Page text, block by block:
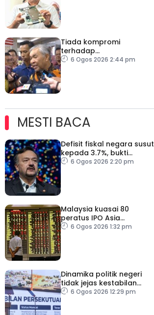
Tiada kompromi
terhadap
penyelewengan jika
6 Ogos 2026 2:44 pm
MESTI BACA
Defisit fiskal negara susut
kepada 3.7%, bukti
keyakinan pelabur masih
6 Ogos 2026 2:20 pm
Malaysia kuasai 80
peratus IPO Asia
Tenggara, kumpul AS$1.4
6 Ogos 2026 1:32 pm
Dinamika politik negeri
tidak jejas kestabilan
Kerajaan Perpaduan
6 Ogos 2026 12:29 pm